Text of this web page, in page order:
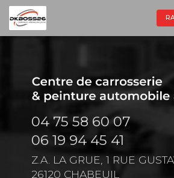
Aller
au
contenu
principal
04 75 58 60 07
06 19 94 45 41
Z.A. LA GRUE, 1 RUE
26120 CHABEUIL